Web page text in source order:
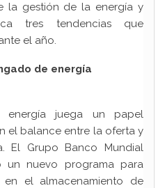
la gestión de la energía y
tres tendencias que
el año.
de energía
energía juega un papel
el balance entre la oferta y
El Grupo Banco Mundial
un nuevo programa para
en el almacenamiento de